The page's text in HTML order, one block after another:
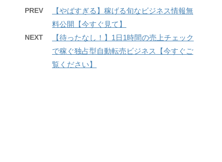
PREV
【やばすぎる】稼げる旬なビジネス情報無
料公開【今すぐ見て】
NEXT
【待ったなし！】1日1時間の売上チェック
で稼ぐ独占型自動転売ビジネス【今すぐご
覧ください】